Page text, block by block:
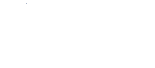
Read More